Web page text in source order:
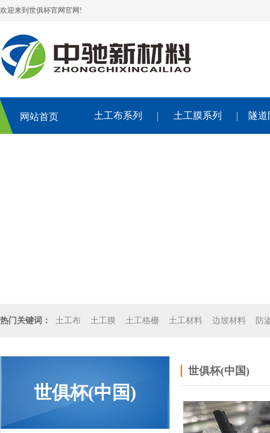
欢迎来到世俱杯官网官网!
网站首页 土工布系列 土工膜系列 隧道
热门关键词： 土工布 土工膜 土工格栅 土工材料 边坡材料 防
世俱杯(中国)
世俱杯(中国)